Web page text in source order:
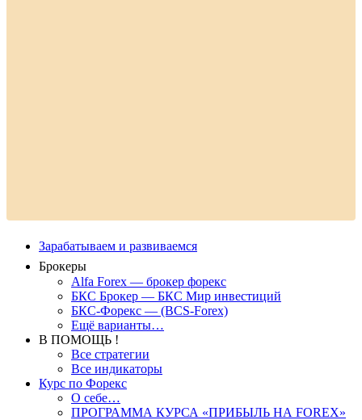
Зарабатываем и развиваемся
Брокеры
Alfa Forex — брокер форекс
БКС Брокер — БКС Мир инвестиций
БКС-Форекс — (BCS-Forex)
Ещё варианты…
В ПОМОЩЬ !
Все стратегии
Все индикаторы
Курс по Форекс
О себе…
ПРОГРАММА КУРСА «ПРИБЫЛЬ НА FOREX»